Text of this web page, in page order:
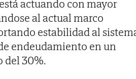
actuando con mayor
al actual marco
estabilidad al
endeudamiento en un
del 30%.